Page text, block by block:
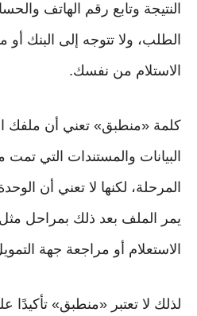
النتيجة وتابع رقم الهاتف
الطلب، ولا تتوجه إلى البنك
الاستلام من نفسك.
كلمة «منطبق» تعني أن ملفك
البيانات والمستندات التي
المرحلة، لكنها لا تعني أن
يمر الملف بعد ذلك بمراحل مثل
الاستعلام أو مراجعة جهة
لذلك لا تعتبر «منطبق» تأكيدًا